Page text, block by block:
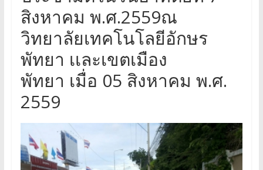
สิงหาคม พ.ศ.2559ณ
วิทยาลัยเทคโนโลยีอักษร
พัทยา เเละเขตเมือง
พัทยา เมื่อ 05 สิงหาคม พ.ศ.
2559